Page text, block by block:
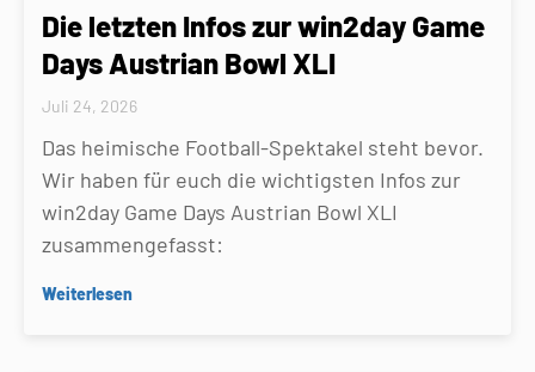
Die letzten Infos zur win2day Game
Days Austrian Bowl XLI
Juli 24, 2026
Das heimische Football-Spektakel steht bevor.
Wir haben für euch die wichtigsten Infos zur
win2day Game Days Austrian Bowl XLI
zusammengefasst:
Weiterlesen